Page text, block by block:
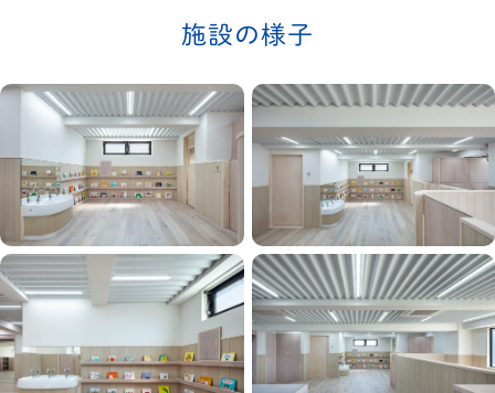
施設の様子